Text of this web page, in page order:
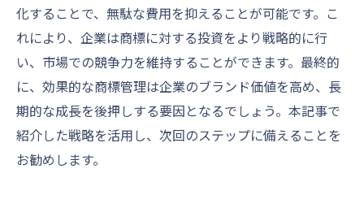
化することで、無駄な費用を抑えることが可能です。こ
れにより、企業は商標に対する投資をより戦略的に行
い、市場での競争力を維持することができます。最終的
に、効果的な商標管理は企業のブランド価値を高め、長
期的な成長を後押しする要因となるでしょう。本記事で
紹介した戦略を活用し、次回のステップに備えることを
お勧めします。